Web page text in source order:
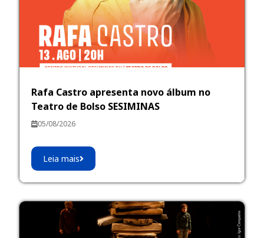
Rafa Castro apresenta novo álbum no
Teatro de Bolso SESIMINAS
05/08/2026
Leia mais